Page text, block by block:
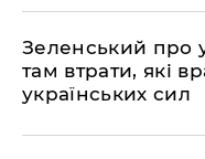
Зеленський про
там втрати, які
українських сил